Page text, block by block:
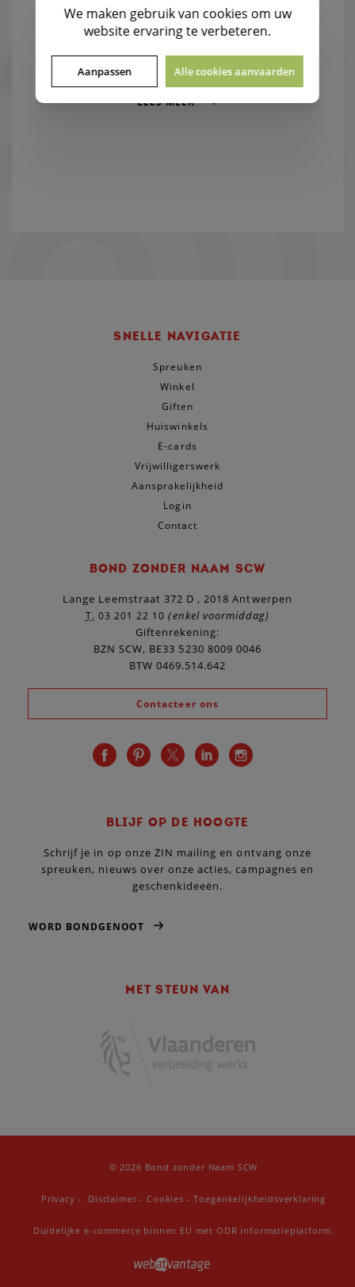
Interesse tonen en vragen stellen
LEES MEER
SNELLE NAVIGATIE
Spreuken
Winkel
Giften
Huiswinkels
E-cards
Vrijwilligerswerk
Aansprakelijkheid
Login
Contact
BOND ZONDER NAAM SCW
Lange Leemstraat 372 D , 2018 Antwerpen
T. 03 201 22 10 (enkel voormiddag)
Giftenrekening:
BZN SCW, BE33 5230 8009 0046
BTW 0469.514.642
Contacteer ons
BLIJF OP DE HOOGTE
Schrijf je in op onze ZIN mailing en ontvang onze
spreuken, nieuws over onze acties, campagnes en
geschenkideeën.
WORD BONDGENOOT
MET STEUN VAN
© 2026 Bond zonder Naam SCW
Privacy - Disclaimer-Cookies -Toegankelijkheidsverklaring
Duidelijke e-commerce binnen EU met ODR informatieplatform.
We maken gebruik van cookies om uw
website ervaring te verbeteren.
Aanpassen Alle cookies aanvaarden